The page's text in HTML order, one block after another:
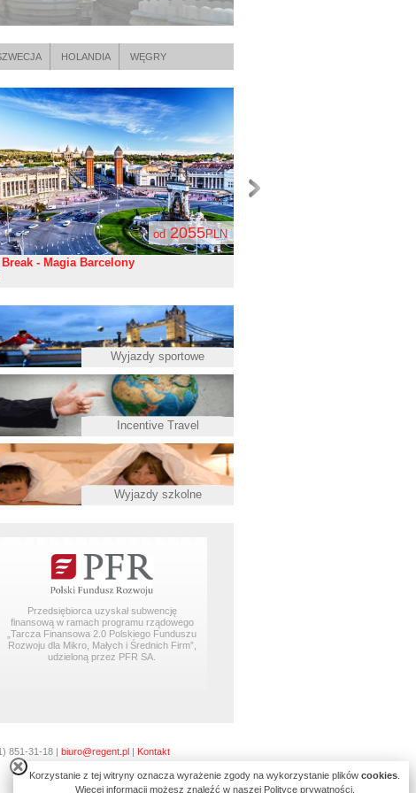
Korzystanie z tej witryny oznacza wyrażenie zgody na wykorzystanie plików cookies
Więcej informacji możesz znaleźć w naszej Polityce prywatności.
HOLANDIA WĘGRY
od2055PLN
- Magia Barcelony
Wyjazdy sportowe
Incentive Travel
Wyjazdy szkolne
Przedsiębiorca uzyskał subwencję
finansową w ramach programu rządowego
„Tarcza Finansowa 2.0 Polskiego Funduszu
Rozwoju dla Mikro, Małych i Średnich Firm”,
udzieloną przez PFR SA.
851-31-18 | biuro@regent.pl| Kontakt